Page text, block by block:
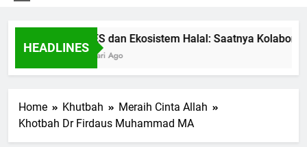
HEADLINES
MES dan Ekosistem Halal: Saatnya
3 Hari Ago
Home Khutbah
Meraih Cinta Allah
Khotbah Dr Firdaus Muhammad MA